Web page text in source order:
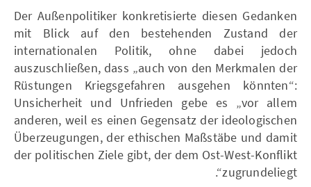
Der Außenpolitiker konkretisierte diesen Gedanken
mit Blick auf den bestehenden Zustand der
internationalen Politik, ohne dabei jedoch
auszuschließen, dass „auch von den Merkmalen der
Rüstungen Kriegsgefahren ausgehen könnten“:
Unsicherheit und Unfrieden gebe es „vor allem
anderen, weil es einen Gegensatz der ideologischen
Überzeugungen, der ethischen Maßstäbe und damit
der politischen Ziele gibt, der dem Ost-West-Konflikt
zugrundeliegt“.